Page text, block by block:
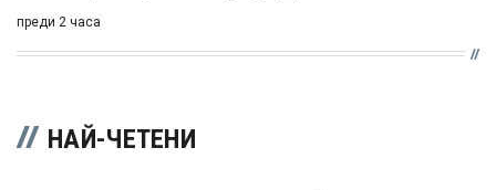
преди 2 часа
НАЙ-ЧЕТЕНИ